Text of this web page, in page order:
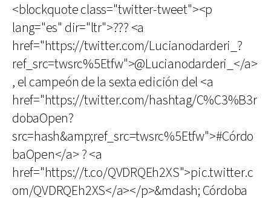
<blockquote class="twitter-tweet"><p
lang="es" dir="ltr">??? <a
href="https://twitter.com/Lucianodarderi_?
ref_src=twsrc%5Etfw">@Lucianodarderi_</a>
, el campeón de la sexta edición del <a
href="https://twitter.com/hashtag/C%C3%B3r
dobaOpen?
src=hash&amp;ref_src=twsrc%5Etfw">#Córdo
baOpen</a> ? <a
href="https://t.co/QVDRQEh2XS">pic.twitter.c
om/QVDRQEh2XS</a></p>&mdash; Córdoba